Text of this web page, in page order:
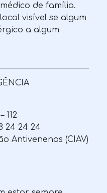
de família.
visível se algum
a algum
112
24 24 24
Antivenenos (CIAV)